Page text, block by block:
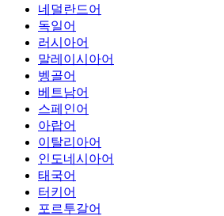
네덜란드어
독일어
러시아어
말레이시아어
벵골어
베트남어
스페인어
아랍어
이탈리아어
인도네시아어
태국어
터키어
포르투갈어